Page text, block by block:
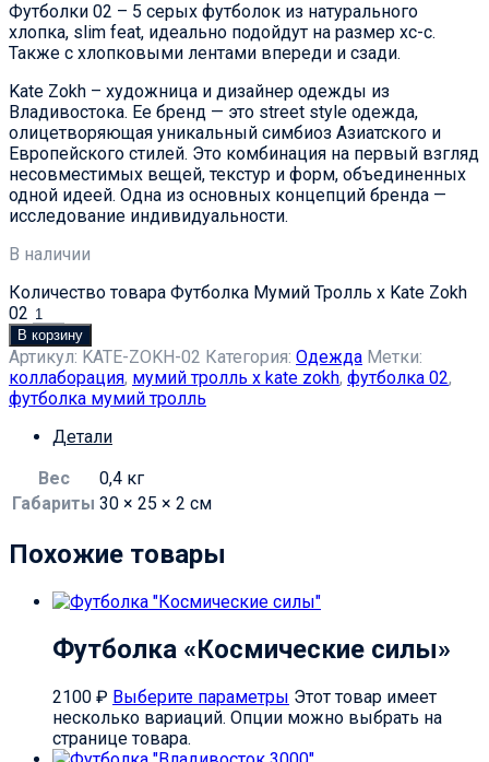
Футболки 02 – 5 серых футболок из натурального
хлопка, slim feat, идеально подойдут на размер xc-с.
Также с хлопковыми лентами впереди и сзади.
Kate Zokh – художница и дизайнер одежды из
Владивостока. Ее бренд — это street style одежда,
олицетворяющая уникальный симбиоз Азиатского и
Европейского стилей. Это комбинация на первый взгляд
несовместимых вещей, текстур и форм, объединенных
одной идеей. Одна из основных концепций бренда —
исследование индивидуальности.
В наличии
Количество товара Футболка Мумий Тролль х Kate Zokh
02
В корзину
Артикул: KATE-ZOKH-02 Категория: Одежда Метки:
коллаборация, мумий тролль х kate zokh, футболка 02,
футболка мумий тролль
Детали
Вес
0,4 кг
Габариты 30 × 25 × 2 см
Похожие товары
Футболка «Космические силы»
2100 ₽ Выберите параметры Этот товар имеет
несколько вариаций. Опции можно выбрать на
странице товара.